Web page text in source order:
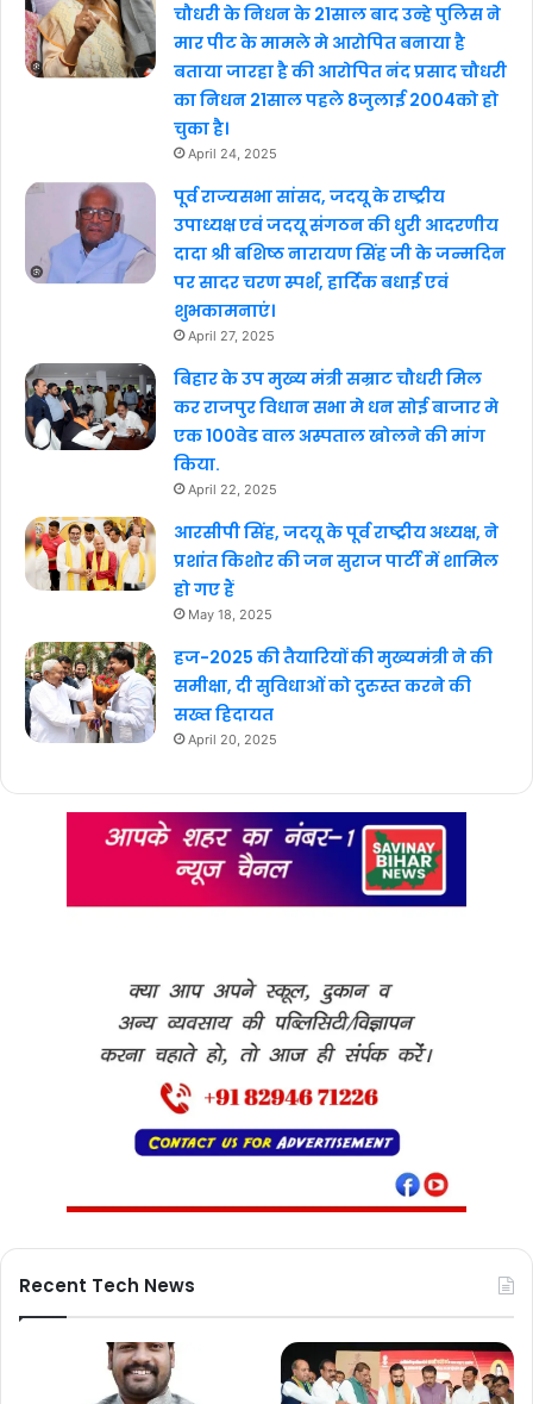
चौधरी के निधन के 21साल बाद उन्हे पुलिस ने
मार पीट के मामले मे आरोपित बनाया है
बताया जारहा है की आरोपित नंद प्रसाद चौधरी
का निधन 21साल पहले 8जुलाई 2004को हो
चुका है।
April 24, 2025
पूर्व राज्यसभा सांसद, जदयू के राष्ट्रीय
उपाध्यक्ष एवं जदयू संगठन की धुरी आदरणीय
दादा श्री बशिष्ठ नारायण सिंह जी के जन्मदिन
पर सादर चरण स्पर्श, हार्दिक बधाई एवं
शुभकामनाएं।
April 27, 2025
बिहार के उप मुख्य मंत्री सम्राट चौधरी मिल
कर राजपुर विधान सभा मे धन सोई बाजार मे
एक 100वेड वाल अस्पताल खोलने की मांग
किया.
April 22, 2025
आरसीपी सिंह, जदयू के पूर्व राष्ट्रीय अध्यक्ष, ने
प्रशांत किशोर की जन सुराज पार्टी में शामिल
हो गए हैं
May 18, 2025
हज-2025 की तैयारियों की मुख्यमंत्री ने की
समीक्षा, दी सुविधाओं को दुरुस्त करने की
सख्त हिदायत
April 20, 2025
Recent Tech News